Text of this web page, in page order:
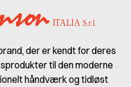
der er kendt for deres
til den moderne
håndværk og tidløst